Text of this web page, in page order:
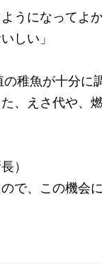
うになってよか
しい」
稚魚が十分に
、えさ代や、
）
で、この機会